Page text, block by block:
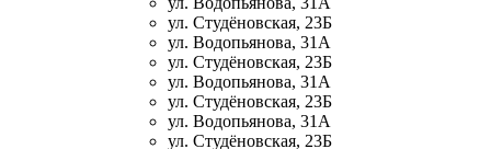
Суставы и связки
ул. Студёновская, 23Б
ул. Водопьянова, 31А
ул. Студёновская, 23Б
ул. Водопьянова, 31А
ул. Студёновская, 23Б
ул. Водопьянова, 31А
ул. Студёновская, 23Б